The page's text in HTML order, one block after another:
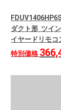
ダクト形 ツイ
イヤードリモコ
特別価格